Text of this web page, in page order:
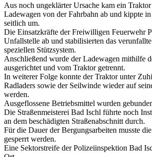
Aus noch ungeklärter Ursache kam ein
Ladewagen von der Fahrbahn ab und kippte
seitlich um.
Die Einsatzkräfte der Freiwilligen Feuerwehr
Unfallstelle ab und stabilisierten das
speziellen Stützsystem.
Anschließend wurde der Ladewagen mithilfe
ausgerichtet und vom Traktor getrennt.
In weiterer Folge konnte der Traktor unter
Radladers sowie der Seilwinde wieder auf
werden.
Ausgeflossene Betriebsmittel wurden
Die Straßenmeisterei Bad Ischl führte noch
an dem beschädigten Straßenabschnitt durch.
Für die Dauer der Bergungsarbeiten musste
gesperrt werden.
Eine Sektorstreife der Polizeiinspektion Bad